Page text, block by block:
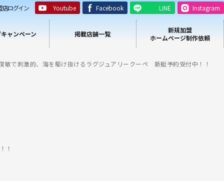
店ログイン Youtube Facebook LINE Instagram
ャンペーン 掲載店舗一覧
新規加盟
ホームページ制作依頼
敏で刺激的、海を駆け抜けるラグジュアリークーペ 新艇予約受付中！！
！